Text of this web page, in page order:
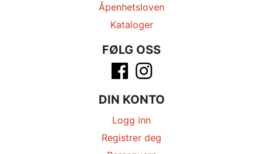
Åpenhetsloven
Kataloger
FØLG OSS
DIN KONTO
Logg inn
Registrer deg